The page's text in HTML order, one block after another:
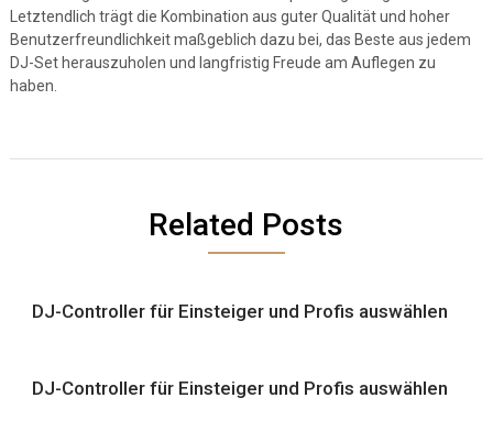
Letztendlich trägt die Kombination aus guter Qualität und hoher
Benutzerfreundlichkeit maßgeblich dazu bei, das Beste aus jedem
DJ-Set herauszuholen und langfristig Freude am Auflegen zu
haben.
Related Posts
DJ-Controller für Einsteiger und Profis auswählen
DJ-Controller für Einsteiger und Profis auswählen